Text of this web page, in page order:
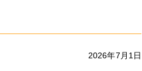
2026年7月1日